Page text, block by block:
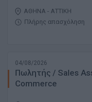
ΑΘΗΝΑ - ΑΤΤΙΚΗ
Πλήρης απασχόληση
04/08/2026
Πωλητής / Sales
Commerce